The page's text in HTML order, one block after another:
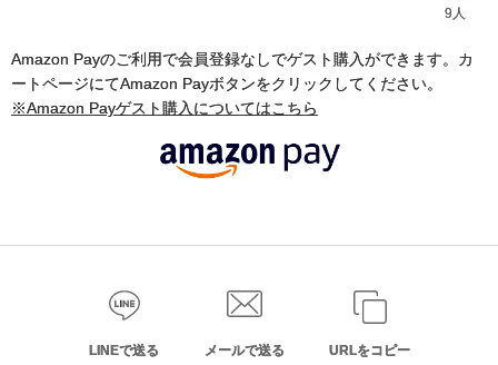
9人
Amazon Payのご利用で会員登録なしでゲスト購入ができます。カ
ートページにてAmazon Payボタンをクリックしてください。
※Amazon Payゲスト購入についてはこちら
LINEで送る メールで送る URLをコピー